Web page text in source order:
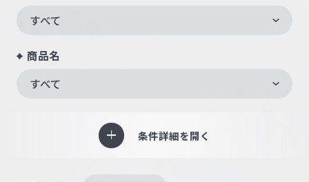
すべて
商品名
すべて
条件詳細を開く